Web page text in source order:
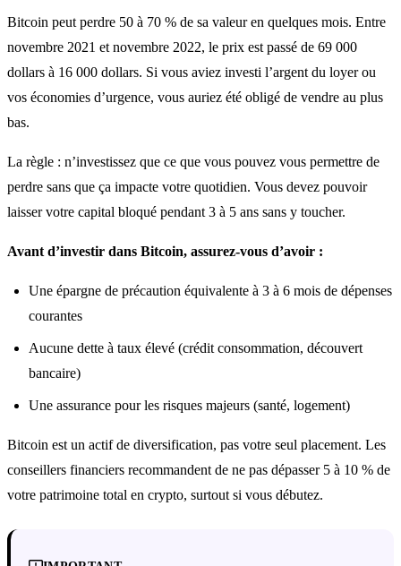
Bitcoin peut perdre 50 à 70 % de sa valeur en quelques mois. Entre
novembre 2021 et novembre 2022, le prix est passé de 69 000
dollars à 16 000 dollars. Si vous aviez investi l’argent du loyer ou
vos économies d’urgence, vous auriez été obligé de vendre au plus
bas.
La règle : n’investissez que ce que vous pouvez vous permettre de
perdre sans que ça impacte votre quotidien. Vous devez pouvoir
laisser votre capital bloqué pendant 3 à 5 ans sans y toucher.
Avant d’investir dans Bitcoin, assurez-vous d’avoir :
Une épargne de précaution équivalente à 3 à 6 mois de dépenses
courantes
Aucune dette à taux élevé (crédit consommation, découvert
bancaire)
Une assurance pour les risques majeurs (santé, logement)
Bitcoin est un actif de diversification, pas votre seul placement. Les
conseillers financiers recommandent de ne pas dépasser 5 à 10 % de
votre patrimoine total en crypto, surtout si vous débutez.